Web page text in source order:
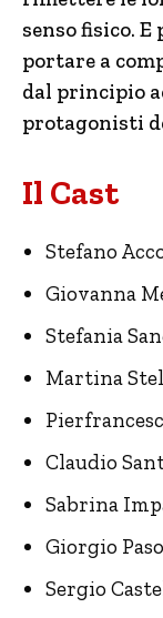
senso fisico.
portare a
dal principio
protagonisti
Il Cast
Stefano
Giovanna
Stefania
Martina
Claudio
Sabrina
Giorgio
Sergio